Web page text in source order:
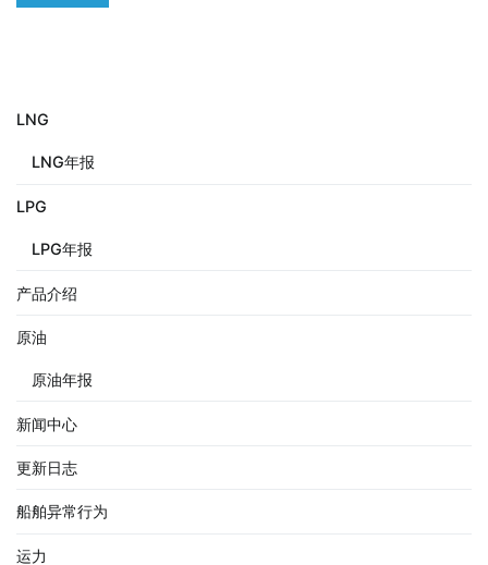
LNG
LNG年报
LPG
LPG年报
产品介绍
原油
原油年报
新闻中心
更新日志
船舶异常行为
运力